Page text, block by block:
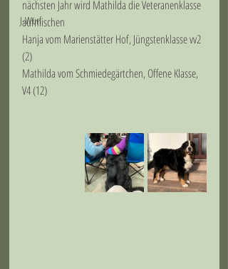
J-Wurf
nächsten Jahr wird Mathilda die Veteranenklasse
aufmischen
Hanja vom Marienstätter Hof, Jüngstenklasse vv2
(2)
Mathilda vom Schmiedegärtchen, Offene Klasse,
V4 (12)